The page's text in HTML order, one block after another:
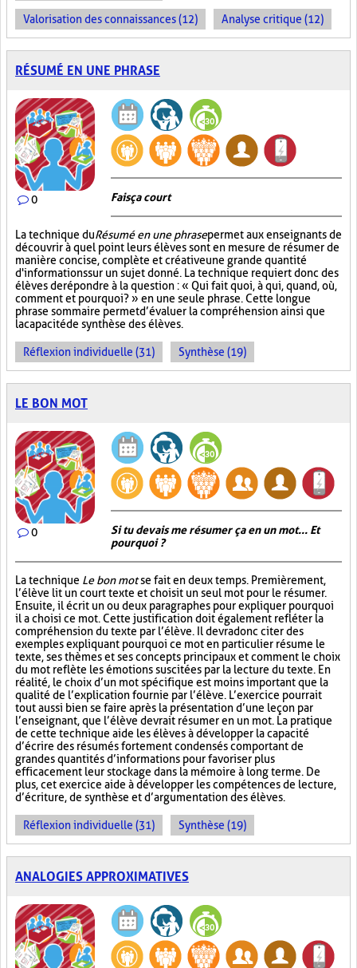
Valorisation des connaissances (12) Analyse critique (12)
RÉSUMÉ EN UNE PHRASE
0 Fais ça court
La technique duRésumé en une phrasepermet aux enseignants de
découvrir à quel point leurs élèves sont en mesure de résumer de
manière concise, complète et créative une grande quantité
d'informations sur un sujet donné. La technique requiert donc des
élèves de répondre à la question : « Qui fait quoi, à qui, quand, où,
comment et pourquoi? » en une seule phrase. Cette longue
phrase sommaire permet d’évaluer la compréhension ainsi que
la capacité de synthèse des élèves.
Réflexion individuelle (31) Synthèse (19)
LE BON MOT
0
Si tu devais me résumer ça en un mot... Et
pourquoi ?
La technique Le bon motse fait en deux temps. Premièrement,
l’élève lit un court texte et choisit un seul mot pour le résumer.
Ensuite, il écrit un ou deux paragraphes pour expliquer pourquoi
il a choisi ce mot. Cette justification doit également refléter la
compréhension du texte par l’élève. Il devra donc citer des
exemples expliquant pourquoi ce mot en particulier résume le
texte, ses thèmes et ses concepts principaux et comment le choix
du mot reflète les émotions suscitées par la lecture du texte. En
réalité, le choix d’un mot spécifique est moins important que la
qualité de l’explication fournie par l’élève. L’exercice pourrait
tout aussi bien se faire après la présentation d’une leçon par
l’enseignant, que l’élève devrait résumer en un mot. La pratique
de cette technique aide les élèves à développer la capacité
d’écrire des résumés fortement condensés comportant de
grandes quantités d’informations pour favoriser plus
efficacement leur stockage dans la mémoire à long terme. De
plus, cet exercice aide à développer les compétences de lecture,
d’écriture, de synthèse et d’argumentation des élèves.
Réflexion individuelle (31) Synthèse (19)
ANALOGIES APPROXIMATIVES